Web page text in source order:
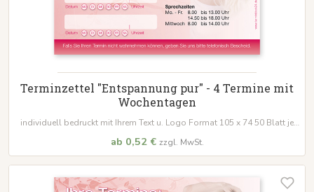
Terminzettel "Entspannung pur" - 4 Termine mit
Wochentagen
individuell bedruckt mit Ihrem Text u. Logo Format 105 x 74 50 Blatt je
ab 0,52 € zzgl. MwSt.